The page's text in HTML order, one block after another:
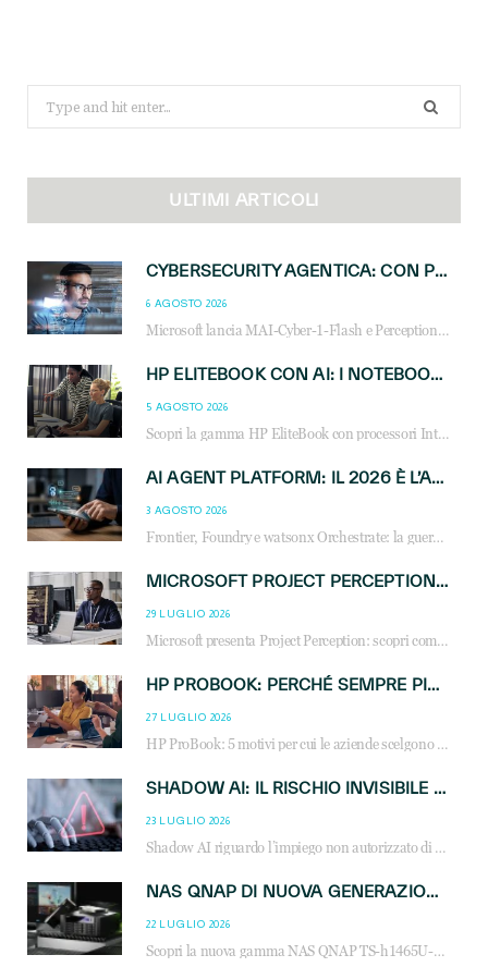
for:
ULTIMI ARTICOLI
CYBERSECURITY AGENTICA: CON PERCEPTION E MAI-CYBER-1-FLASH MICROSOFT APRE NUOVI SERVIZI PER IL CANALE
6 AGOSTO 2026
Microsoft lancia MAI-Cyber-1-Flash e Perception: cybersecurity agentica in preview dal 3 novembre. Cosa cambia per MSP, system integrator e reseller.
HP ELITEBOOK CON AI: I NOTEBOOK BUSINESS INTELLIGENTI CHE TRASFORMANO PRODUTTIVITÀ, SICUREZZA E LAVORO IBRIDO
5 AGOSTO 2026
Scopri la gamma HP EliteBook con processori Intel® Core™ Ultra e AMD Ryzen™ AI. Notebook business progettati per aumentare la produttività, migliorare la collaborazione e garantire sicurezza avanzata in ufficio e in mobilità.
AI AGENT PLATFORM: IL 2026 È L’ANNO DEL «SISTEMA OPERATIVO» PER GLI AGENTI AZIENDALI
3 AGOSTO 2026
Frontier, Foundry e watsonx Orchestrate: la guerra delle piattaforme AI agent ridisegna il mercato IT. Cosa cambia per reseller, MSP e system integrator.
MICROSOFT PROJECT PERCEPTION: COME GLI AGENTI AI CAMBIERANNO SOC, CYBERSECURITY E SERVIZI MSP
29 LUGLIO 2026
Microsoft presenta Project Perception: scopri come gli agenti AI possono trasformare cybersecurity, SOC e servizi gestiti degli MSP.
HP PROBOOK: PERCHÉ SEMPRE PIÙ AZIENDE SCELGONO NOTEBOOK PROGETTATI PER IL LAVORO MODERNO
27 LUGLIO 2026
HP ProBook: 5 motivi per cui le aziende scelgono i notebook business HP per migliorare produttività, sicurezza e gestione dell’AI.
SHADOW AI: IL RISCHIO INVISIBILE CHE LE AZIENDE POSSONO GOVERNARE
23 LUGLIO 2026
Shadow AI riguardo l’impiego non autorizzato di sistemi AI all’interno dell’azienda. E’ una pratica che si diffonde a partire dai dipendenti fino ai dirigenti e mette a repentaglio la cybersecurity, con costi più elevati per le organizzazioni. Due recenti report illustrano il fenomeno e forniscono dati in merito
NAS QNAP DI NUOVA GENERAZIONE: PIÙ PRESTAZIONI, SCALABILITÀ E PROTEZIONE DEI DATI PER LE INFRASTRUTTURE IT MODERNE
22 LUGLIO 2026
Scopri la nuova gamma NAS QNAP TS-h1465U-RP, TS-h1065eU e TS-h665U: storage aziendale con ZFS, DDR5, E1.S NVMe e connettività 2.5GbE per backup, virtualizzazione e cybersecurity.